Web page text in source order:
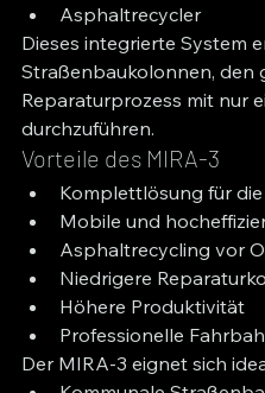
Asphaltrecycler
Dieses integrierte System
Straßenbaukolonnen, den
Reparaturprozess mit nur
durchzuführen.
Vorteile des MIRA-3
Komplettlösung für
Mobile und
Asphaltrecycling vor
Niedrigere
Höhere Produktivität
Professionelle
Der MIRA-3 eignet sich